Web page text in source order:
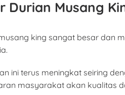
Durian Musang
king sangat besar dan
ini terus meningkat seiring
masyarakat akan kualitas